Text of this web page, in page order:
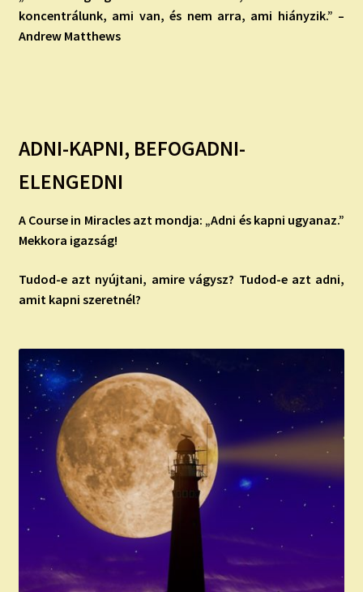
koncentrálunk, ami van, és nem arra, ami hiányzik.” –
Andrew Matthews
ADNI-KAPNI, BEFOGADNI-
ELENGEDNI
A Course in Miracles azt mondja: „Adni és kapni ugyanaz.”
Mekkora igazság!
Tudod-e azt nyújtani, amire vágysz? Tudod-e azt adni,
amit kapni szeretnél?